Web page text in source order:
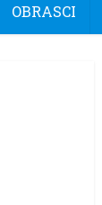
OBRASCI